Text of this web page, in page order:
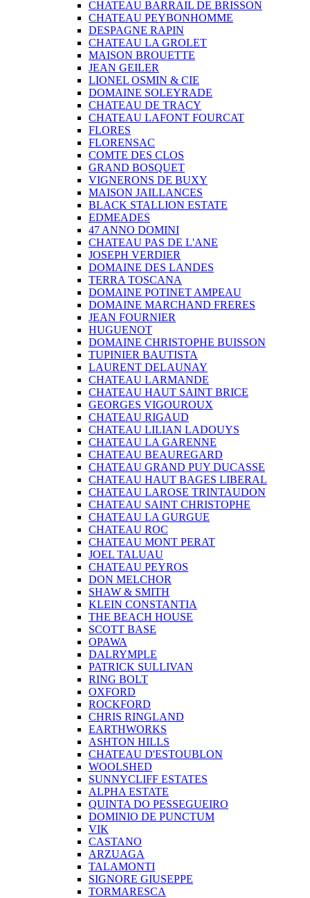
CHATEAU BARRAIL DE BRISSON
CHATEAU PEYBONHOMME
DESPAGNE RAPIN
CHATEAU LA GROLET
MAISON BROUETTE
JEAN GEILER
LIONEL OSMIN & CIE
DOMAINE SOLEYRADE
CHATEAU DE TRACY
CHATEAU LAFONT FOURCAT
FLORES
FLORENSAC
COMTE DES CLOS
GRAND BOSQUET
VIGNERONS DE BUXY
MAISON JAILLANCES
BLACK STALLION ESTATE
EDMEADES
47 ANNO DOMINI
CHATEAU PAS DE L'ANE
JOSEPH VERDIER
DOMAINE DES LANDES
TERRA TOSCANA
DOMAINE POTINET AMPEAU
DOMAINE MARCHAND FRERES
JEAN FOURNIER
HUGUENOT
DOMAINE CHRISTOPHE BUISSON
TUPINIER BAUTISTA
LAURENT DELAUNAY
CHATEAU LARMANDE
CHATEAU HAUT SAINT BRICE
GEORGES VIGOUROUX
CHATEAU RIGAUD
CHATEAU LILIAN LADOUYS
CHATEAU LA GARENNE
CHATEAU BEAUREGARD
CHATEAU GRAND PUY DUCASSE
CHATEAU HAUT BAGES LIBERAL
CHATEAU LAROSE TRINTAUDON
CHATEAU SAINT CHRISTOPHE
CHATEAU LA GURGUE
CHATEAU ROC
CHATEAU MONT PERAT
JOEL TALUAU
CHATEAU PEYROS
DON MELCHOR
SHAW & SMITH
KLEIN CONSTANTIA
THE BEACH HOUSE
SCOTT BASE
OPAWA
DALRYMPLE
PATRICK SULLIVAN
RING BOLT
OXFORD
ROCKFORD
CHRIS RINGLAND
EARTHWORKS
ASHTON HILLS
CHATEAU D'ESTOUBLON
WOOLSHED
SUNNYCLIFF ESTATES
ALPHA ESTATE
QUINTA DO PESSEGUEIRO
DOMINIO DE PUNCTUM
VIK
CASTANO
ARZUAGA
TALAMONTI
SIGNORE GIUSEPPE
TORMARESCA